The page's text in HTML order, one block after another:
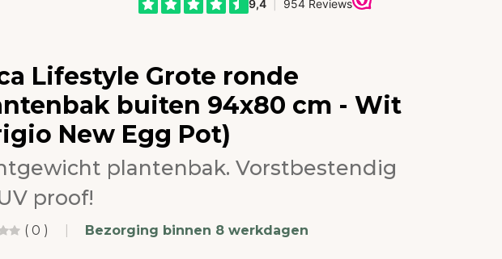
Lifestyle Grote ronde
buiten 94x80 cm - Wit
New Egg Pot)
plantenbak. Vorstbestendig
proof!
( 0 ) Bezorging binnen 8 werkdagen